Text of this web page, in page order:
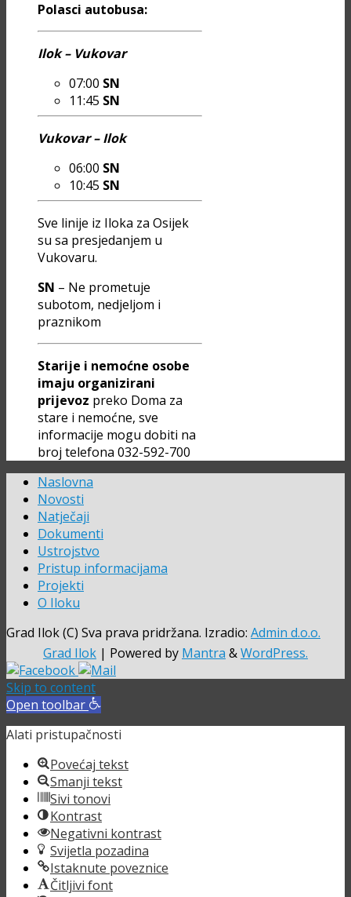
Polasci autobusa:
Ilok – Vukovar
07:00 SN
11:45 SN
Vukovar – Ilok
06:00 SN
10:45 SN
Sve linije iz Iloka za Osijek
su sa presjedanjem u
Vukovaru.
SN – Ne prometuje
subotom, nedjeljom i
praznikom
Starije i nemoćne osobe
imaju organizirani
prijevoz preko Doma za
stare i nemoćne, sve
informacije mogu dobiti na
broj telefona 032-592-700
Naslovna
Novosti
Natječaji
Dokumenti
Ustrojstvo
Pristup informacijama
Projekti
O Iloku
Grad Ilok (C) Sva prava pridržana. Izradio: Admin d.o.o.
Grad Ilok | Powered by Mantra &WordPress.
Skip to content
Open toolbar
Alati pristupačnosti
Povećaj tekst
Smanji tekst
Sivi tonovi
Kontrast
Negativni kontrast
Svijetla pozadina
Istaknute poveznice
Čitljivi font